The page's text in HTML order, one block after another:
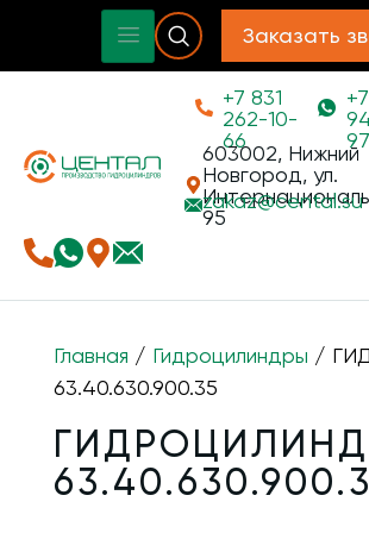
Заказать
+7 831
262-10-
66
97
603002, Нижний
Новгород, ул.
95
zakaz@cental.su
Главная / Гидроцилиндры /
63.40.630.900.35